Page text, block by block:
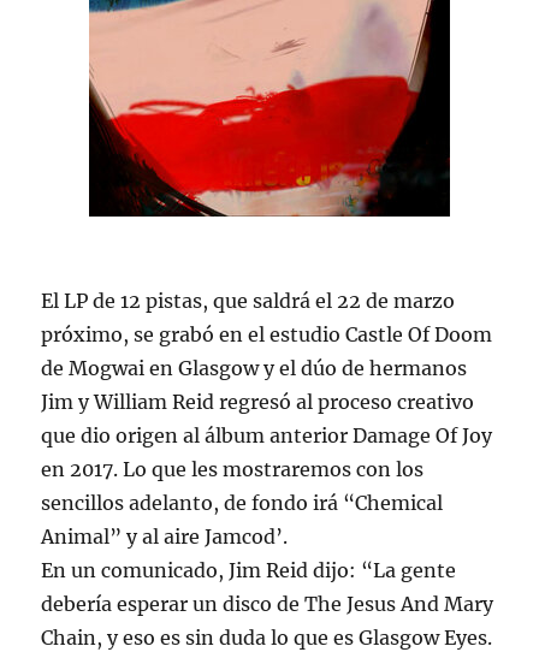
El LP de 12 pistas, que saldrá el 22 de marzo
próximo, se grabó en el estudio Castle Of Doom
de Mogwai en Glasgow y el dúo de hermanos
Jim y William Reid regresó al proceso creativo
que dio origen al álbum anterior Damage Of Joy
en 2017. Lo que les mostraremos con los
sencillos adelanto, de fondo irá “Chemical
Animal” y al aire Jamcod’.
En un comunicado, Jim Reid dijo: “La gente
debería esperar un disco de The Jesus And Mary
Chain, y eso es sin duda lo que es Glasgow Eyes.